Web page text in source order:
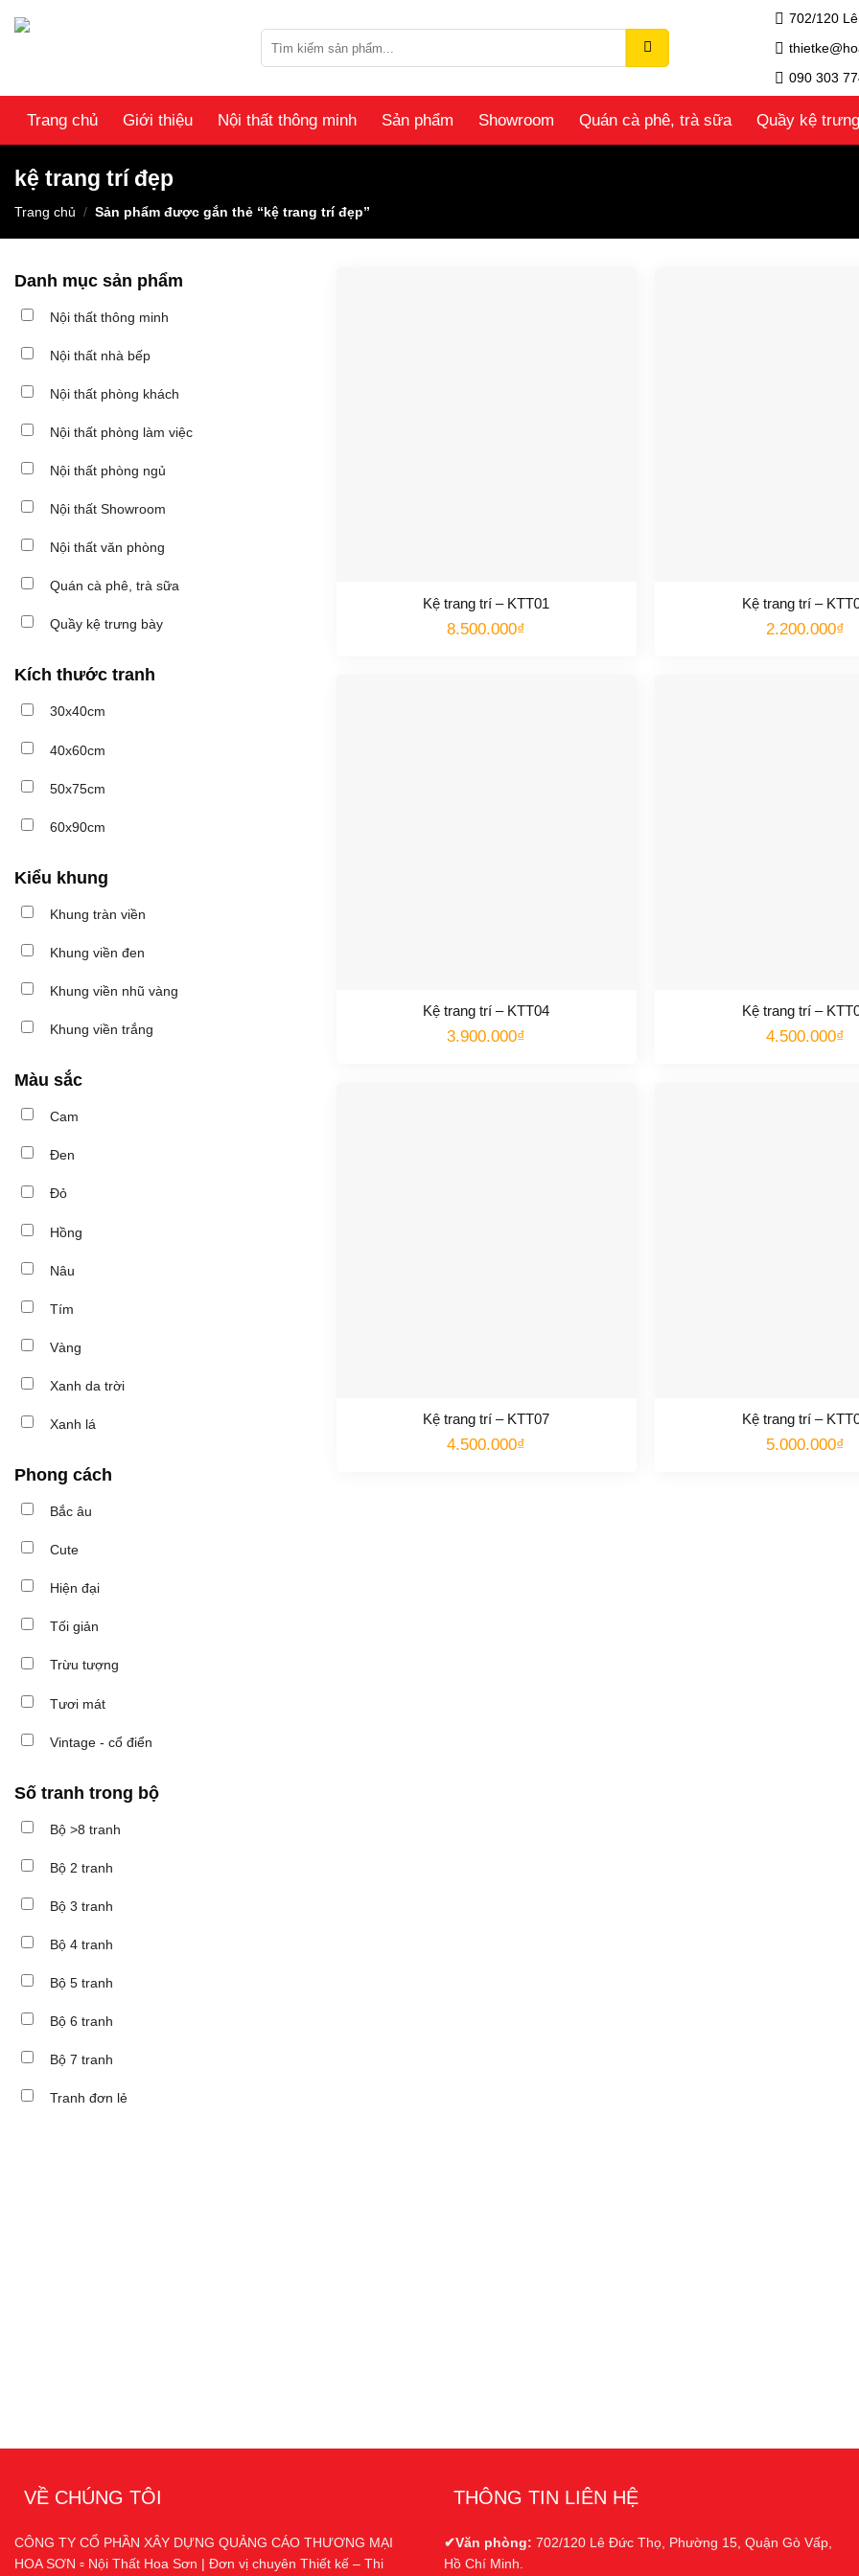
kiếm:
702/120
090 303
Trang chủ Giới thiệu Nội thất thông minh Sản phẩm Showroom Quán cà phê, trà sữa Quầy kệ
kệ trang trí đẹp
Trang chủ / Sản phẩm được gắn thẻ “kệ trang trí đẹp”
Danh mục sản phẩm
Nội thất thông minh
Nội thất nhà bếp
Nội thất phòng khách
Nội thất phòng làm việc
Nội thất phòng ngủ
Nội thất Showroom
Nội thất văn phòng
Quán cà phê, trà sữa
Quầy kệ trưng bày
Kích thước tranh
30x40cm
40x60cm
50x75cm
60x90cm
Kiểu khung
Khung tràn viền
Khung viền đen
Khung viền nhũ vàng
Khung viền trắng
Màu sắc
Cam
Đen
Đỏ
Hồng
Nâu
Tím
Vàng
Xanh da trời
Xanh lá
Phong cách
Bắc âu
Cute
Hiện đại
Tối giản
Trừu tượng
Tươi mát
Vintage - cổ điển
Số tranh trong bộ
Bộ >8 tranh
Bộ 2 tranh
Bộ 3 tranh
Bộ 4 tranh
Bộ 5 tranh
Bộ 6 tranh
Bộ 7 tranh
Tranh đơn lẻ
Kệ trang trí – KTT01
8.500.000₫
Kệ trang trí –
2.200.000₫
Kệ trang trí – KTT04
3.900.000₫
Kệ trang trí –
4.500.000₫
Kệ trang trí – KTT07
4.500.000₫
Kệ trang trí –
5.000.000₫
VỀ CHÚNG TÔI
CÔNG TY CỔ PHẦN XÂY DỰNG QUẢNG CÁO THƯƠNG MẠI
HOA SƠN ▫️ Nội Thất Hoa Sơn | Đơn vị chuyên Thiết kế – Thi
THÔNG TIN LIÊN HỆ
✔Văn phòng: 702/120 Lê Đức Thọ, Phường 15, Quận Gò Vấp,
Hồ Chí Minh.